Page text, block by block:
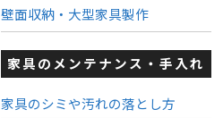
壁面収納・大型家具製作
家具のメンテナンス・手入れ
家具のシミや汚れの落とし方